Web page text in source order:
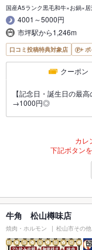
国産A5ランク黒毛和牛×お鍋×
4001～5000円
市坪駅から1,246m
口コミ投稿特典対象店
クーポン
【記念日・誕生日の最
→1000円◎
カレ
下記ボタン
牛角 松山樽味店
焼肉・ホルモン 松山市その他